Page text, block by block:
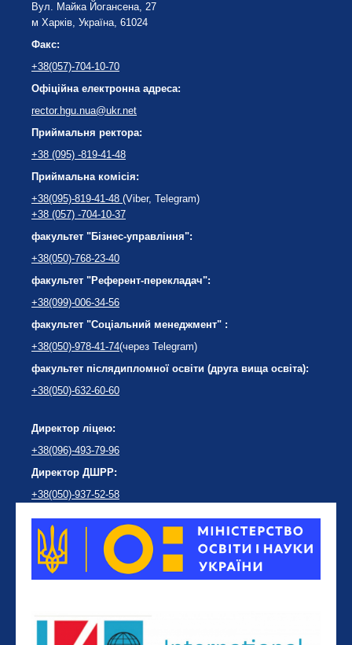
Вул. Майка Йогансена, 27
м Харків, Україна, 61024
Факс:
+38(057)-704-10-70
Офіційна електронна адреса:
rector.hgu.nua@ukr.net
Приймальня ректора:
+38 (095) -819-41-48
Приймальна комісія:
+38(095)-819-41-48 (Viber, Telegram)
+38 (057) -704-10-37
факультет "Бізнес-управління":
+38(050)-768-23-40
факультет "Референт-перекладач":
+38(099)-006-34-56
факультет "Соціальний менеджмент" :
+38(050)-978-41-74(через Telegram)
факультет післядипломної освіти (друга вища освіта):
+38(050)-632-60-60
Директор ліцею:
+38(096)-493-79-96
Директор ДШРР:
+38(050)-937-52-58